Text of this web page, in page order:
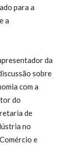
para a
a
da
sobre
com a
do
de
no
e